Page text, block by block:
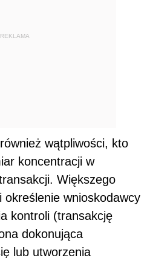
REKLAMA
wątpliwości, kto
koncentracji w
Większego
określenie wnioskodawcy
kontroli (transakcję
dokonująca
lub utworzenia